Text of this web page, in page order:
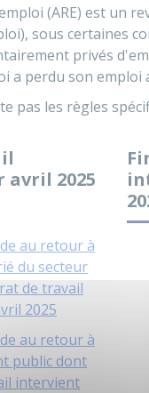
(ARE) est un
sous certaines
privés
a perdu son emploi
pas les règles
2025
au retour à
du secteur
de travail
2025
au retour à
public dont
intervient